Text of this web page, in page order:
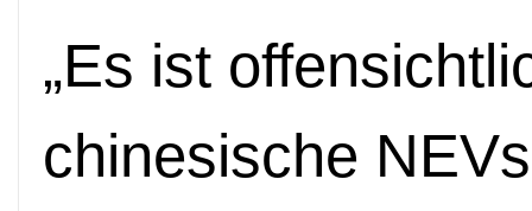
„Es ist
chinesische